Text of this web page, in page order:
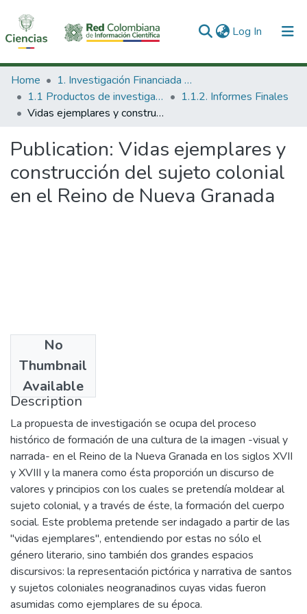
Log In (current)
Communities & Collections
All of DSpace
Home
1. Investigación Financiada con Recursos Públicos
1.1 Productos de investigación
1.1.2. Informes Finales
Vidas ejemplares y construcción del sujeto colonial en el Reino de Nueva Granada
Publication: Vidas ejemplares y
construcción del sujeto colonial
en el Reino de Nueva Granada
No
Thumbnail
Available
2006
Description
La propuesta de investigación se ocupa del proceso
histórico de formación de una cultura de la imagen -visual y
narrada- en el Reino de la Nueva Granada en los siglos XVII
y XVIII y la manera como ésta proporción un discurso de
valores y principios con los cuales se pretendía moldear al
sujeto colonial, y a través de éste, la formación del cuerpo
social. Este problema pretende ser indagado a partir de las
"vidas ejemplares", entendiendo por estas no sólo el
género literario, sino también dos grandes espacios
discursivos: la representación pictórica y narrativa de santos
y sujetos coloniales neogranadinos cuyas vidas fueron
asumidas como ejemplares de su época.